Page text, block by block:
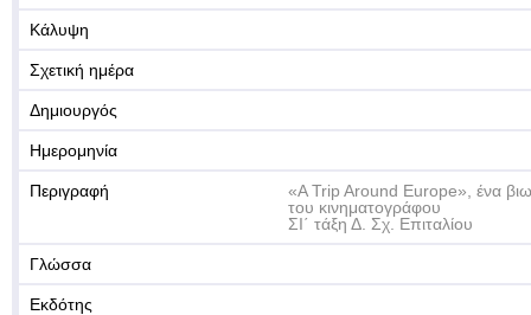
Κάλυψη
Σχετική ημέρα
Δημιουργός
Ημερομηνία
Περιγραφή
«A Trip Around Europe», ένα
του κινηματογράφου
ΣΙ΄ τάξη Δ. Σχ. Επιταλίου
Γλώσσα
Εκδότης